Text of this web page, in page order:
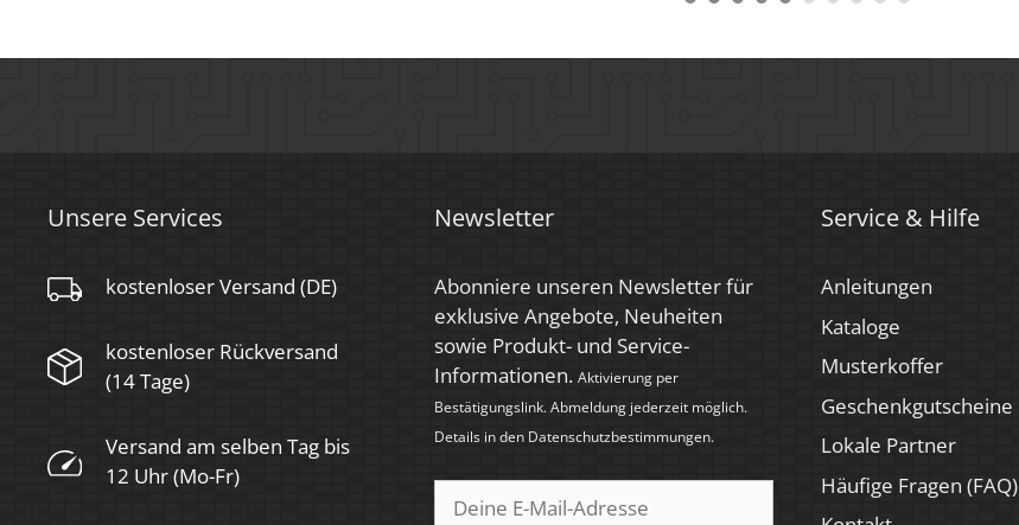
Energieeffizienzklasse
G
Unsere Services
kostenloser Versand (DE)
kostenloser Rückversand
(14 Tage)
Versand am selben Tag bis
12 Uhr (Mo-Fr)
Newsletter
Abonniere unseren Newsletter für
exklusive Angebote, Neuheiten
sowie Produkt- und Service-
Informationen. Aktivierung per
Bestätigungslink. Abmeldung jederzeit möglich.
Details in den Datenschutzbestimmungen.
Service & Hilfe
Anleitungen
Kataloge
Musterkoffer
Geschenkgutscheine
Lokale Partner
Häufige Fragen (FAQ)